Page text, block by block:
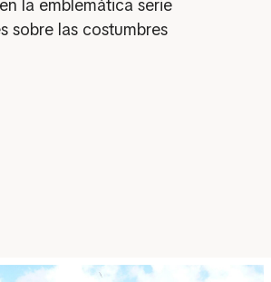
la emblemática serie
sobre las costumbres